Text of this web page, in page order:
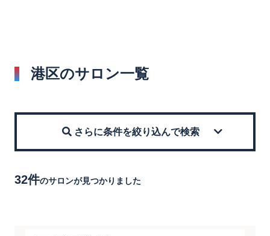
港区のサロン一覧
さらに条件を絞り込んで検索
32件のサロンが見つかりました